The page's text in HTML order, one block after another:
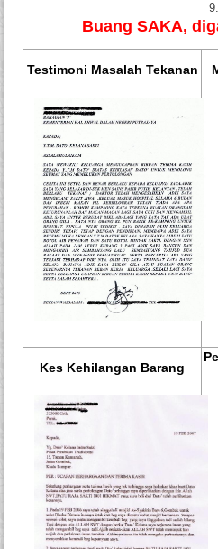
Buang SAKA,
Testimoni Masalah Tekanan
Kes Kehilangan Barang